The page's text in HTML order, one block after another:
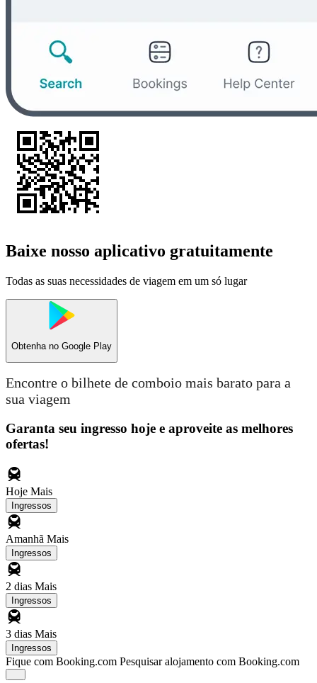
Baixe nosso aplicativo gratuitamente
Todas as suas necessidades de viagem em um só lugar
Obtenha no Google Play
Encontre o bilhete de comboio mais barato para a
sua viagem
Garanta seu ingresso hoje e aproveite as melhores
ofertas!
Hoje Mais
Ingressos
Amanhã Mais
Ingressos
2 dias Mais
Ingressos
3 dias Mais
Ingressos
Fique com Booking.com Pesquisar alojamento com Booking.com